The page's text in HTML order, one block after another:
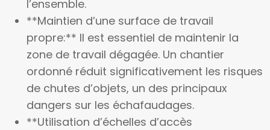
l’ensemble.
**Maintien d’une surface de travail
propre:** Il est essentiel de maintenir la
zone de travail dégagée. Un chantier
ordonné réduit significativement les risques
de chutes d’objets, un des principaux
dangers sur les échafaudages.
**Utilisation d’échelles d’accès